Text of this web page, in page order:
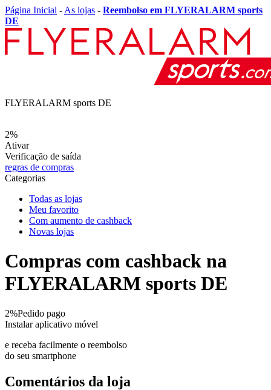
Página Inicial - As lojas - Reembolso em FLYERALARM sports
DE
FLYERALARM sports DE
2%
Ativar
Verificação de saída
regras de compras
Categorias
Todas as lojas
Meu favorito
Com aumento de cashback
Novas lojas
Compras com cashback na
FLYERALARM sports DE
2%Pedido pago
Instalar aplicativo móvel
e receba facilmente o reembolso
do seu smartphone
Comentários da loja